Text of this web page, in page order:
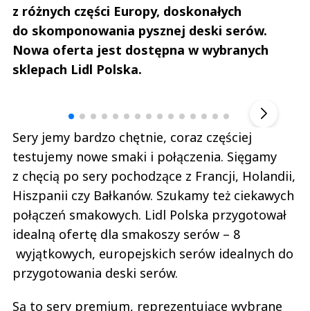
z różnych części Europy, doskonałych
do skomponowania pysznej deski serów.
Nowa oferta jest dostępna w wybranych
sklepach Lidl Polska.
Sery jemy bardzo chętnie, coraz częściej
testujemy nowe smaki i połączenia. Sięgamy
z chęcią po sery pochodzące z Francji, Holandii,
Hiszpanii czy Bałkanów. Szukamy też ciekawych
połączeń smakowych. Lidl Polska przygotował
idealną ofertę dla smakoszy serów – 8
wyjątkowych, europejskich serów idealnych do
przygotowania deski serów.
Są to sery premium, reprezentujące wybrane